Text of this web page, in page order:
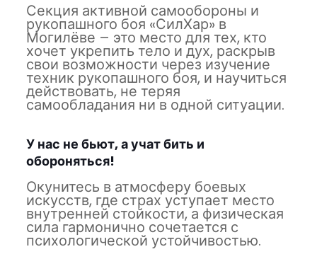
Секция активной самообороны и
рукопашного боя «СилХар» в
Могилёве – это место для тех, кто
хочет укрепить тело и дух, раскрыв
свои возможности через изучение
техник рукопашного боя, и научиться
действовать, не теряя
самообладания ни в одной ситуации.
У нас не бьют, а учат бить и
обороняться!
Окунитесь в атмосферу боевых
искусств, где страх уступает место
внутренней стойкости, а физическая
сила гармонично сочетается с
психологической устойчивостью.